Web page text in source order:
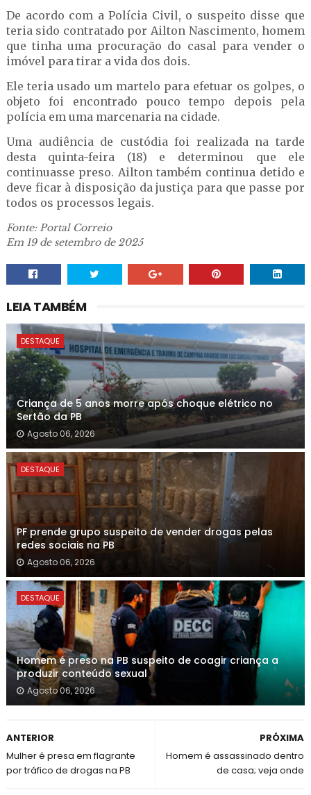
De acordo com a Polícia Civil, o suspeito disse que
teria sido contratado por Ailton Nascimento, homem
que tinha uma procuração do casal para vender o
imóvel para tirar a vida dos dois.
Ele teria usado um martelo para efetuar os golpes, o
objeto foi encontrado pouco tempo depois pela
polícia em uma marcenaria na cidade.
Uma audiência de custódia foi realizada na tarde
desta quinta-feira (18) e determinou que ele
continuasse preso. Ailton também continua detido e
deve ficar à disposição da justiça para que passe por
todos os processos legais.
Fonte: Portal Correio
Em 19 de setembro de 2025
LEIA TAMBÉM
DESTAQUE
Criança de 5 anos morre após choque elétrico no
Sertão da PB
Agosto 06, 2026
DESTAQUE
PF prende grupo suspeito de vender drogas pelas
redes sociais na PB
Agosto 06, 2026
DESTAQUE
Homem é preso na PB suspeito de coagir criança a
produzir conteúdo sexual
Agosto 06, 2026
PRÓXIMA
Homem é assassinado dentro
de casa; veja onde
ANTERIOR
Mulher é presa em flagrante
por tráfico de drogas na PB